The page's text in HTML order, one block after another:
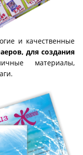
и качественные
для создания
материалы,